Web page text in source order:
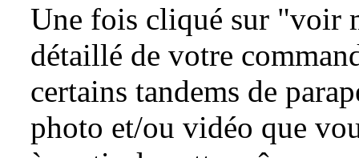
Une fois cliqué sur "voir
détaillé de votre
certains tandems de
photo et/ou vidéo que